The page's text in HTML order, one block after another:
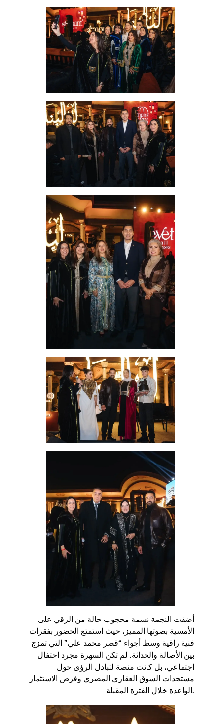
​أضفت النجمة نسمة محجوب حالة من الرقي على
الأمسية بصوتها المميز، حيث استمتع الحضور بفقرات
فنية راقية وسط أجواء “قصر محمد علي” التي تمزج
بين الأصالة والحداثة. لم تكن السهرة مجرد احتفال
اجتماعي، بل كانت منصة لتبادل الرؤى حول
مستجدات السوق العقاري المصري وفرص الاستثمار
الواعدة خلال الفترة المقبلة.